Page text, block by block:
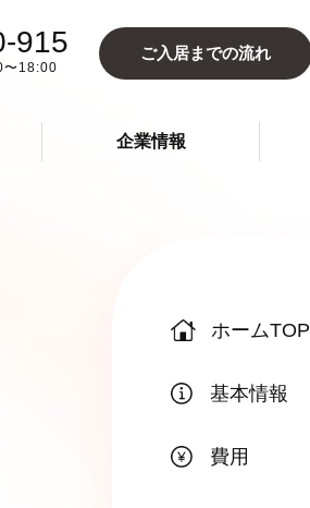
915
〜18:00
ご入居までの流れ
企業情報
ホームTOP
基本情報
費用